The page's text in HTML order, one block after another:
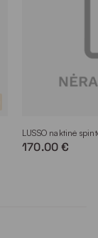
LUSSO naktinė
170.00 €